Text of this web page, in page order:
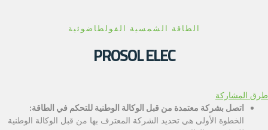
الطاقة الشمسية الفولطاضوئية
PROSOL ELEC
طرق المشاركة
اتصل بشركة معتمدة من قبل الوكالة الوطنية للتحكم في الطاقة:
الخطوة الأولى هي تحديد الشركة المعترف بها من قبل الوكالة الوطنية